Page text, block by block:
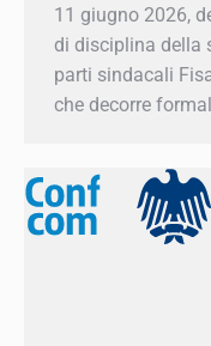
della stagionalità
sindacali
decorre